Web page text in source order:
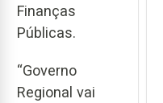
Finanças
Públicas.
“Governo
Regional vai